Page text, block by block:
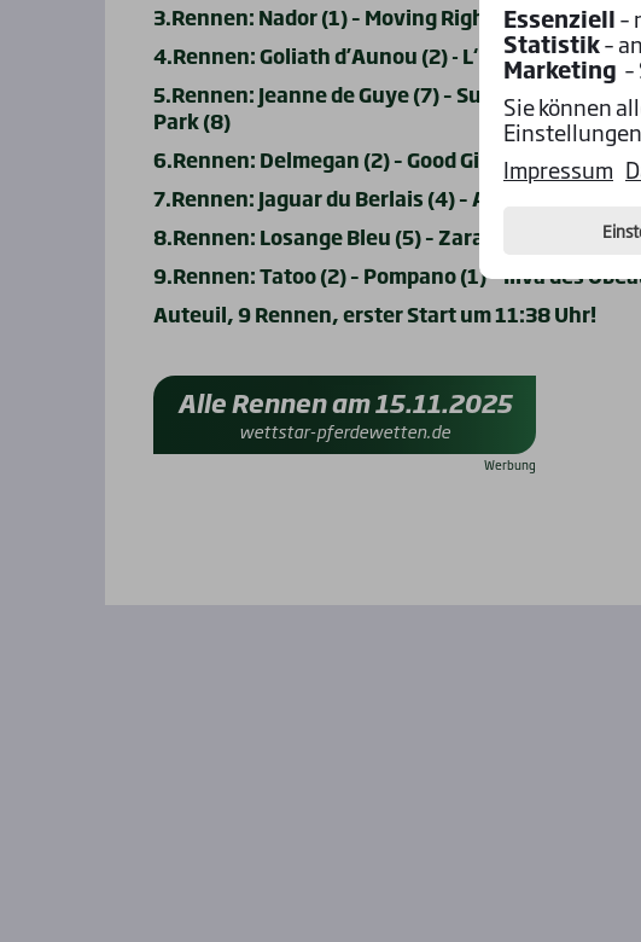
3.Rennen: Nador (1) – Moving Right (5) – Mary
4.Rennen: Goliath d’Aunou (2) - L‘ Union Jack (1) -
5.Rennen: Jeanne de Guye (7) – Sulisane Kerdane
Park (8)
6.Rennen: Delmegan (2) – Good Girl de Faust (1) –
7.Rennen: Jaguar du Berlais (4) – Aulko (9) - File au
8.Rennen: Losange Bleu (5) – Zarakhan (3) – Jeu
9.Rennen: Tatoo (2) – Pompano (1) – Iliva des
Auteuil, 9 Rennen, erster Start um 11:38 Uhr!
Alle Rennen am 15.11.2025
wettstar-pferdewetten.de
Essenziell–
Statistik–
Marketing
Sie können
Impressum